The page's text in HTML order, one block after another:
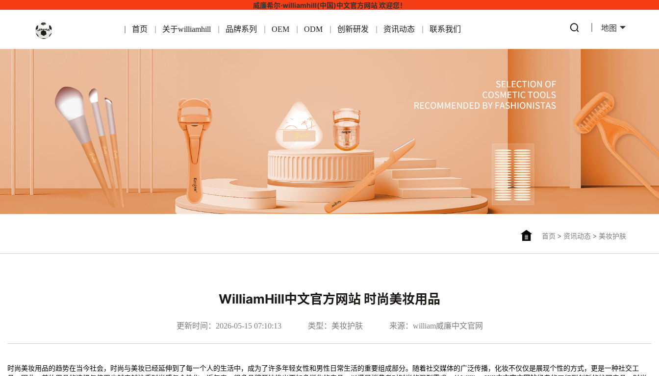
威廉希尔·williamhill(中国)中文官方网站 欢迎您！
首页 关于williamhill 品牌系列 OEM ODM 创新研发 资讯动态 联系我们 地图
首页 > 资讯动态> 美妆护肤
WilliamHill中文官方网站 时尚美妆用品
更新时间：2026-05-15 07:10:13 类型：美妆护肤 来源：william威廉中文官网
时尚美妆用品的趋势在当今社会，时尚与美妆已经延伸到了每一个人的生活中，成为了许多年轻女性和男性日常生活的重要组成部分。随着社交媒体的广泛传播，化妆不仅仅是展现个性的方式，更是一种社交工